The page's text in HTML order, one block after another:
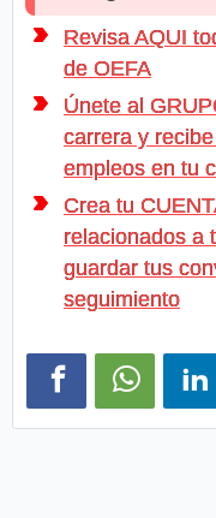
Revisa AQUI
de OEFA
Únete al
carrera y
empleos en tu
Crea tu
relacionados a
guardar tus
seguimiento